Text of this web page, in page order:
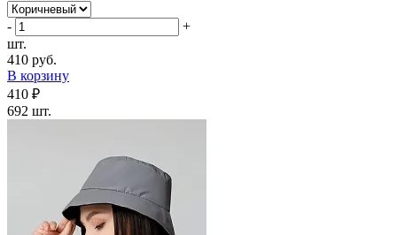
-
+
шт.
410 руб.
В корзину
410 ₽
692 шт.